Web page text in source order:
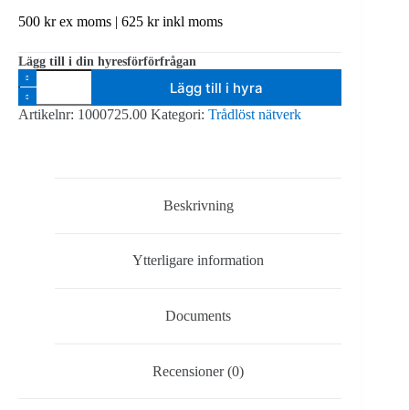
500 krex moms | 625 krinkl moms
Lägg till i din hyresförförfrågan
Ubiquiti
Unifi
Security
HD,
Lägg till i hyra
Artikelnr: 1000725.00 Kategori: Trådlöst nätverk
Beskrivning
Ytterligare information
Documents
Recensioner (0)